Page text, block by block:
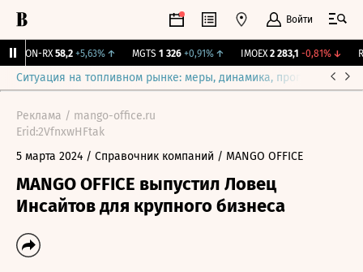
Войти
VEON-RX 58,2 +5,63%↑ MGTS 1 326 +0,91% ↑ IMOEX 2 283,1 -0,81% ↓
Ситуация на топливном рынке: меры, динамика, прогнозы
Реклама / mango-office.ru
Erid:2VfnxwHFtak
5 марта 2024 / Справочник компаний / MANGO OFFICE
MANGO OFFICE выпустил Ловец
Инсайтов для крупного бизнеса